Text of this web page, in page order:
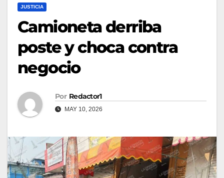
JUSTICIA
Camioneta derriba
poste y choca contra
negocio
Por Redactor1
MAY 10, 2026